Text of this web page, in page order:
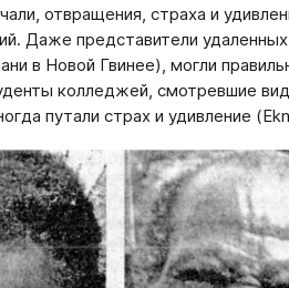
отвращения, страха и
Даже представители удаленных
в Новой Гвинее), могли
колледжей, смотревшие
путали страх и удивление